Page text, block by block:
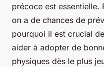
précoce est essentielle.
on a de chances de
pourquoi il est crucial
aider à adopter de
physiques dès le plus